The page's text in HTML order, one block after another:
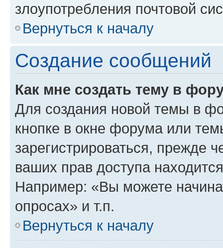
злоупотребления почтовой
Вернуться к началу
Создание сообщений
Как мне создать тему в
Для создания новой темы в
кнопке в окне форума или
зарегистрироваться, прежде
ваших прав доступа
Например: «Вы можете
опросах» и т.п.
Вернуться к началу